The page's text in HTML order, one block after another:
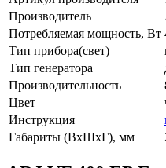
Производитель
Потребляемая мощность, Вт
Тип прибора(свет)
Тип генератора
Производительность
Цвет
Инструкция
Габариты (ВxШxГ), мм